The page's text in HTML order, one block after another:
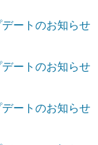
ートのお知らせ
ートのお知らせ
ートのお知らせ